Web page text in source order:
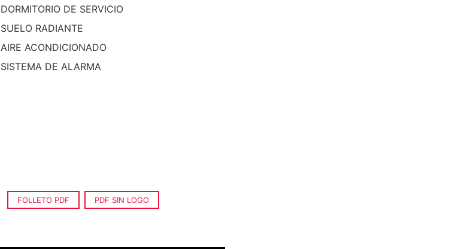
DORMITORIO DE SERVICIO
SUELO RADIANTE
AIRE ACONDICIONADO
SISTEMA DE ALARMA
FOLLETO PDF PDF SIN LOGO